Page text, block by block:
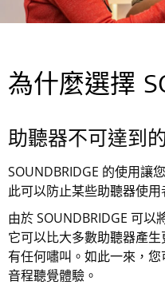
為什麼選擇
助聽器不可達到
SOUNDBRIDGE 的使用讓
此可以防止某些助聽器使用
由於 SOUNDBRIDGE 可
它可以比大多數助聽器產
有任何嘯叫。如此一來，
音程聽覺體驗。